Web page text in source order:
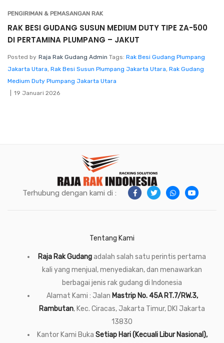
PENGIRIMAN & PEMASANGAN RAK
RAK BESI GUDANG SUSUN MEDIUM DUTY TIPE ZA-500
DI PERTAMINA PLUMPANG – JAKUT
Posted by Raja Rak Gudang Admin Tags: Rak Besi Gudang Plumpang
Jakarta Utara, Rak Besi Susun Plumpang Jakarta Utara, Rak Gudang
Medium Duty Plumpang Jakarta Utara
19 Januari 2026
Terhubung dengan kami di :
Tentang Kami
Raja Rak Gudangadalah salah satu perintis pertama
kali yang menjual, menyediakan, dan menawarkan
berbagai jenis rak gudang di Indonesia
Alamat Kami : Jalan Mastrip No. 45A RT.7/RW.3,
Rambutan, Kec. Ciracas, Jakarta Timur, DKI Jakarta
13830
Kantor Kami Buka Setiap Hari (Kecuali Libur Nasional),